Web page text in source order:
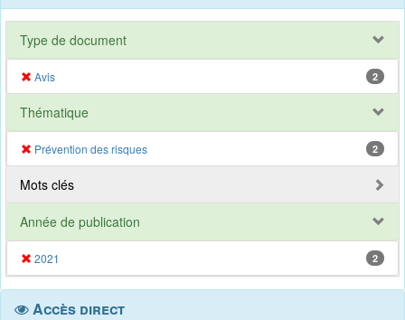
Type de document
Avis 2
Thématique
Prévention des risques 2
Mots clés
Année de publication
2021 2
Accès direct